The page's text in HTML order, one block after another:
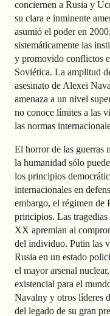
conciernen a Rusia y
su clara e inminente
asumió el poder en
sistemáticamente las
y promovido conflictos
Soviética. La amplitud
asesinato de Alexei
amenaza a un nivel
no conoce límites a las
las normas
El horror de las guerras
la humanidad sólo
los principios
internacionales en
embargo, el régimen de
principios. Las
XX apremian al
del individuo. Putin las
Rusia en un estado
el mayor arsenal
existencial para el
Navalny y otros líderes
del legado de su gran